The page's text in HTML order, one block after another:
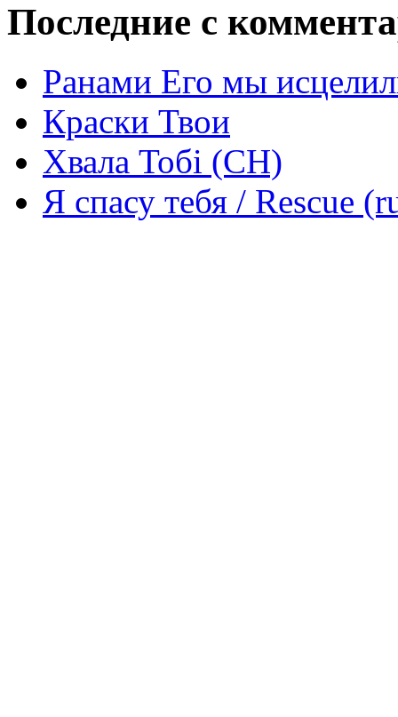
Последние с
Ранами Его мы
Краски Твои
Хвала Тобі (СН)
Я спасу тебя / Rescue